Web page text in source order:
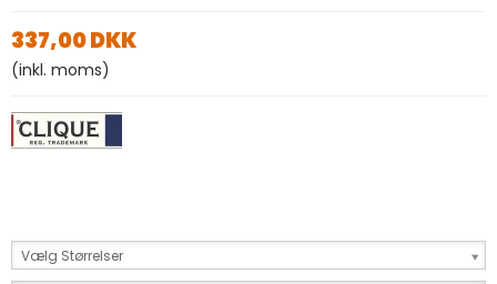
337,00 DKK
(inkl. moms)
Vælg Størrelser